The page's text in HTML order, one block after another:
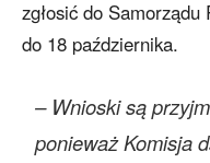
zgłosić do
do 18 października.
– Wnioski są
ponieważ Komisja